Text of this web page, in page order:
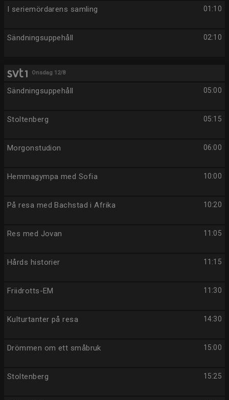
01:10
I seriemördarens samling
02:10
Sändningsuppehåll
Onsdag 12/8
05:00
Sändningsuppehåll
05:15
Stoltenberg
06:00
Morgonstudion
10:00
Hemmagympa med Sofia
10:20
På resa med Bachstad i Afrika
11:05
Res med Jovan
11:15
Hårds historier
11:30
Friidrotts-EM
14:30
Kulturtanter på resa
15:00
Drömmen om ett småbruk
15:25
Stoltenberg